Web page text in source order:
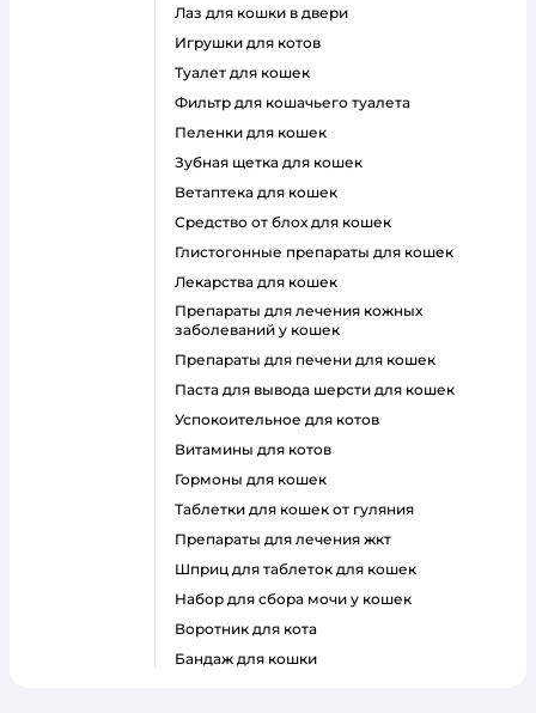
лаз для кошки в двери
игрушки для котов
туалет для кошек
фильтр для кошачьего туалета
пеленки для кошек
зубная щетка для кошек
ветаптека для кошек
средство от блох для кошек
глистогонные препараты для кошек
лекарства для кошек
препараты для лечения кожных
заболеваний у кошек
препараты для печени для кошек
паста для вывода шерсти для кошек
успокоительное для котов
витамины для котов
гормоны для кошек
таблетки для кошек от гуляния
препараты для лечения жкт
шприц для таблеток для кошек
набор для сбора мочи у кошек
воротник для кота
бандаж для кошки